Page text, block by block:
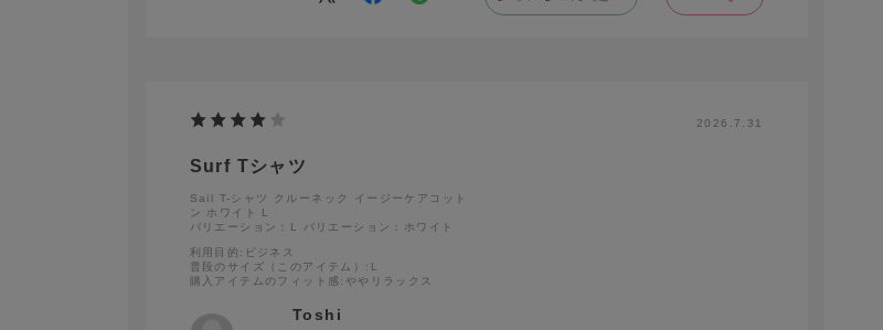
Sail T-シャツ クルーネック 半袖 イージーケアコットン ホワイト2026.7.31
Surf Tシャツ
Sail T-シャツ クルーネック イージーケアコット
ン ホワイト L
バリエーション：L
バリエーション：ホワイト
利用目的 :ビジネス
普段のサイズ（このアイテム） :L
購入アイテムのフィット感:ややリラックス
Toshi